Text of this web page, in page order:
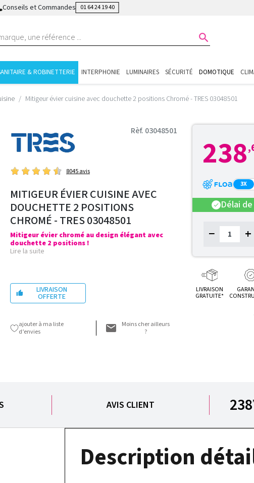
Conseils et Commandes 01 64 24 19 40

& ROBINETTERIE INTERPHONIE LUMINAIRES SÉCURITÉ DOMOTIQUE
Mitigeur évier cuisine avec douchette 2 positions Chromé - TRES 03048501
Rèf. 03048501
8045 avis
MITIGEUR ÉVIER CUISINE AVEC
DOUCHETTE 2 POSITIONS
CHROMÉ - TRES 03048501
Mitigeur évier chromé au design élégant avec
douchette 2 positions !
Lire la suite
 LIVRAISON
OFFERTE
ajouter à ma liste
d’envies
Moins cher ailleurs
?
238
3X
check Délai
− +
LIVRAISON
GRATUITE*
AVIS CLIENT 238
Description